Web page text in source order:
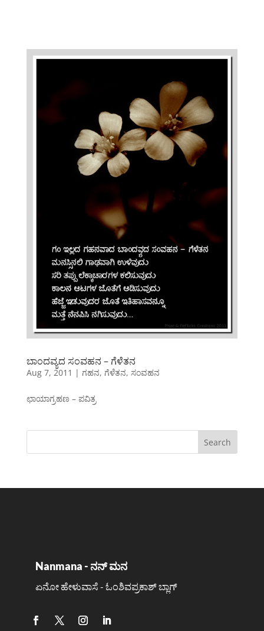
ಬಾಂದವ್ಯದ ಸಂವಹನ – ಗೆಳೆತನ
Aug 7, 2011 | ಗಹನ, ಗೆಳೆತನ, ಸಂವಹನ
ಛಾಯಾಗ್ರಹಣ – ಪವಿತ್ರ
Nanmana - ನನ್ ಮನ
ಏನೋ ಹೇಳುವಾಸೆ - ಓಂಶಿವಪ್ರಕಾಶ್ ಬ್ಲಾಗ್